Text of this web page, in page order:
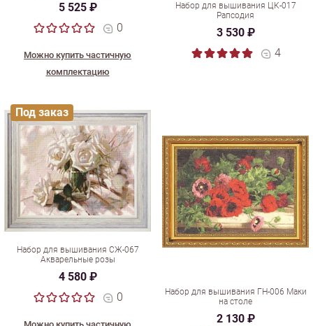
5 525 ₽
0
Можно купить частичную
комплектацию
Набор для вышивания ЦК-017
Рапсодия
3 530 ₽
4
Набор для вышивания СЖ-067
Акварельные розы
4 580 ₽
0
Под заказ
Набор для вышивания ГН-006 Маки
на столе
2 130 ₽